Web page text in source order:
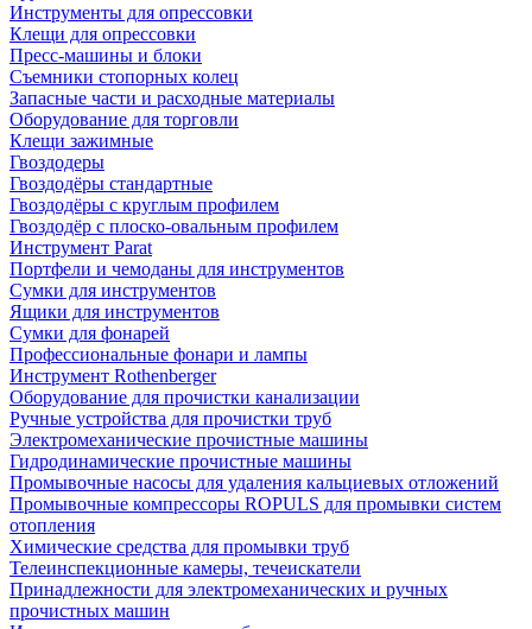
Инструменты для опрессовки
Клещи для опрессовки
Пресс-машины и блоки
Съемники стопорных колец
Запасные части и расходные материалы
Оборудование для торговли
Клещи зажимные
Гвоздодеры
Гвоздодёры стандартные
Гвоздодёры с круглым профилем
Гвоздодёр с плоско-овальным профилем
Инструмент Parat
Портфели и чемоданы для инструментов
Сумки для инструментов
Ящики для инструментов
Сумки для фонарей
Профессиональные фонари и лампы
Инструмент Rothenberger
Оборудование для прочистки канализации
Ручные устройства для прочистки труб
Электромеханические прочистные машины
Гидродинамические прочистные машины
Промывочные насосы для удаления кальциевых отложений
Промывочные компрессоры ROPULS для промывки систем
отопления
Химические средства для промывки труб
Телеинспекционные камеры, течеискатели
Принадлежности для электромеханических и ручных
прочистных машин